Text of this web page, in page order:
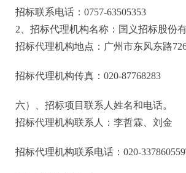
招标联系电话： 0757-63505353
2、招标代理机构名称：国义招标股份
招标代理机构地点：广州市东风东路
招标代理机构传真： 020-87768283
六）、招标项目联系人姓名和电话。
招标代理机构联系人： 李哲霖、刘金
招标代理机构联系电话： 020-337860559